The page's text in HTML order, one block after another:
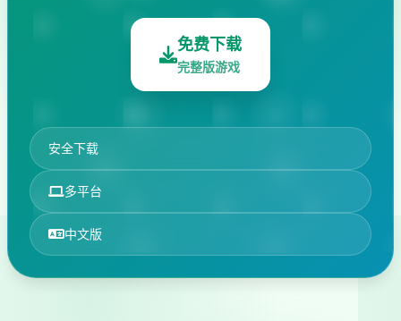
免费下载
完整版游戏
安全下载
多平台
中文版